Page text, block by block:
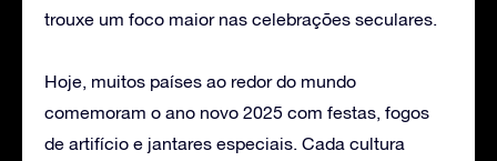
trouxe um foco maior nas celebrações seculares.
Hoje, muitos países ao redor do mundo
comemoram o ano novo 2025 com festas, fogos
de artifício e jantares especiais. Cada cultura